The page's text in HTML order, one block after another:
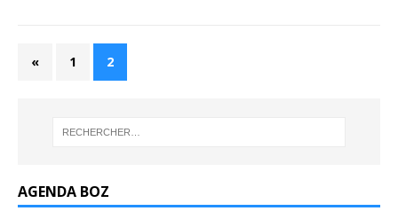
« 1 2
AGENDA BOZ